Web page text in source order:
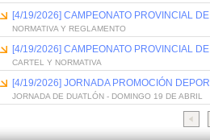
[4/19/2026] CAMPEONATO PROVINCIAL
NORMATIVA Y REGLAMENTO
[4/19/2026] CAMPEONATO PROVINCIAL
CARTEL Y NORMATIVA
[4/19/2026] JORNADA PROMOCIÓN
JORNADA DE DUATLÓN - DOMINGO 19 DE ABRIL